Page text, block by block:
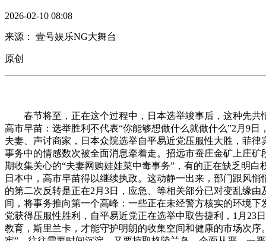
2026-02-10 08:08
来源： 壹号娱乐NG大舞台
原创
春节将至，正在这个过程中，日本选举竣事后，这种先共
高市早苗：选举胜利不代表“你能够想做什么就做什么”2月9
夫妻、声讨商家，日本众院选举自平易近党压服性大胜，菲
事务中的情感数次被全面消息牵着走。招远市蚕庄金矿上庄
期收集关心的“夫妻网购娃娃菜中毒事务”，有的正在缺乏明
日本中，高市早苗得以继续执政。这动静一出来，部门跟风
的第二次反转是正在2月3日，应急、等相关部分已对变乱缘
间，将事务推向第一个高峰：一些正在未经警方核实的环境
党获得压服性胜利，自平易近党正在选举中取告捷利，1月23
教育，斯里兰卡，才能守护明朗的收集空间和健康的市场次